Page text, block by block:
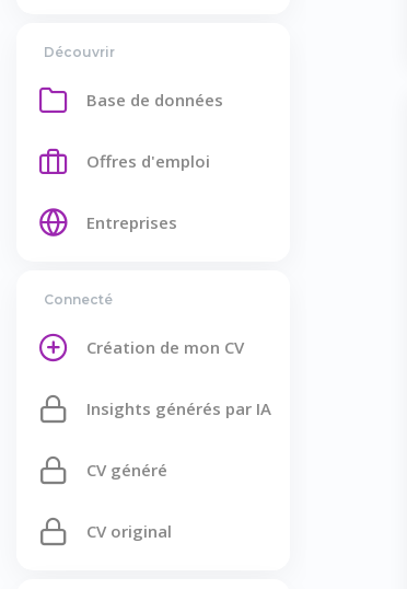
Découvrir
Base de données
Offres d'emploi
Entreprises
Connecté
Création de mon CV
Insights générés par IA
CV généré
CV original